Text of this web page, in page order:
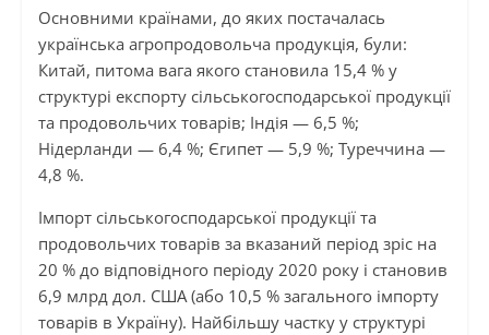
Основними країнами, до яких постачалась
українська агропродовольча продукція, були:
Китай, питома вага якого становила 15,4 % у
структурі експорту сільськогосподарської продукції
та продовольчих товарів; Індія — 6,5 %;
Нідерланди — 6,4 %; Єгипет — 5,9 %; Туреччина —
4,8 %.
Імпорт сільськогосподарської продукції та
продовольчих товарів за вказаний період зріс на
20 % до відповідного періоду 2020 року і становив
6,9 млрд дол. США (або 10,5 % загального імпорту
товарів в Україну). Найбільшу частку у структурі